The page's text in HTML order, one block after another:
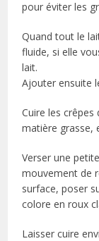
pour éviter les
Quand tout le
fluide, si elle
lait.
Ajouter ensuite
Cuire les crêpes
matière grasse,
Verser une
mouvement de
surface, poser
colore en roux
Laisser cuire